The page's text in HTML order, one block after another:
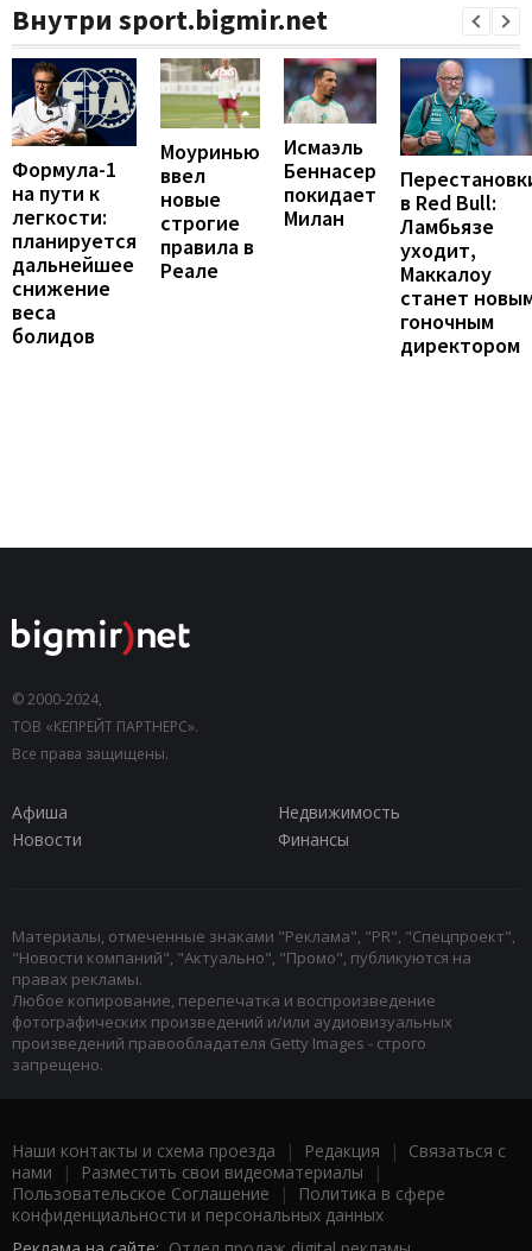
Внутри sport.bigmir.net
Формула-1
на пути к
легкости:
планируется
дальнейшее
снижение
веса
болидов
Моуринью
ввел
новые
строгие
правила в
Реале
Исмаэль
Беннасер
покидает
Милан
в Red Bull:
Ламбьязе
уходит,
Маккалоу
станет
гоночным
директором
© 2000-2024,
ТОВ «КЕПРЕЙТ ПАРТНЕРС».
Все права защищены.
Афиша
Недвижимость
Новости
Финансы
Материалы, отмеченные знаками "Реклама", "PR", "Спецпроект",
"Новости компаний", "Актуально", "Промо", публикуются на
правах рекламы.
Любое копирование, перепечатка и воспроизведение
фотографических произведений и/или аудиовизуальных
произведений правообладателя Getty Images - строго
запрещено.
Наши контакты и схема проезда | Редакция | Связаться с
нами | Разместить свои видеоматериалы |
Пользовательское Соглашение |
Политика в сфере
конфиденциальности и персональных данных